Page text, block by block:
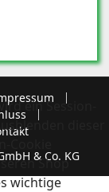
& Co. KG
ein Session-
dieser
Shop
wichtige